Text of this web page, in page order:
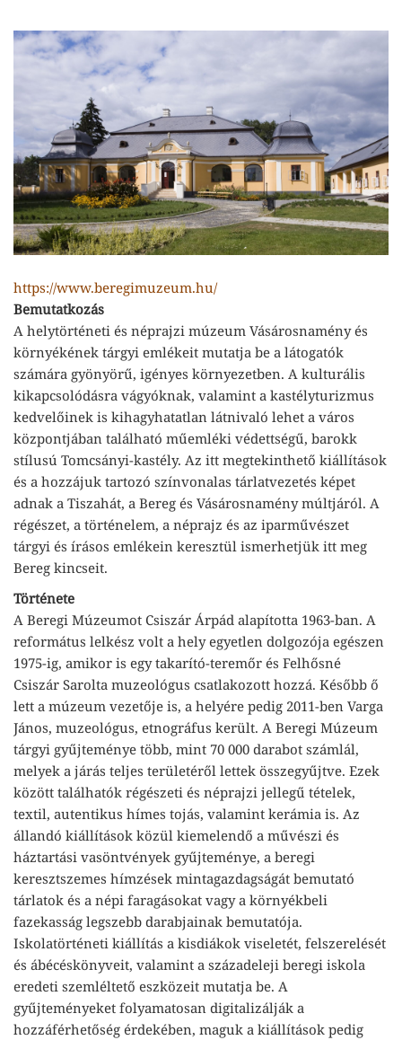
https://www.beregimuzeum.hu/
Bemutatkozás
A helytörténeti és néprajzi múzeum Vásárosnamény és
környékének tárgyi emlékeit mutatja be a látogatók
számára gyönyörű, igényes környezetben. A kulturális
kikapcsolódásra vágyóknak, valamint a kastélyturizmus
kedvelőinek is kihagyhatatlan látnivaló lehet a város
központjában található műemléki védettségű, barokk
stílusú Tomcsányi-kastély. Az itt megtekinthető kiállítások
és a hozzájuk tartozó színvonalas tárlatvezetés képet
adnak a Tiszahát, a Bereg és Vásárosnamény múltjáról. A
régészet, a történelem, a néprajz és az iparművészet
tárgyi és írásos emlékein keresztül ismerhetjük itt meg
Bereg kincseit.
Története
A Beregi Múzeumot Csiszár Árpád alapította 1963-ban. A
református lelkész volt a hely egyetlen dolgozója egészen
1975-ig, amikor is egy takarító-teremőr és Felhősné
Csiszár Sarolta muzeológus csatlakozott hozzá. Később ő
lett a múzeum vezetője is, a helyére pedig 2011-ben Varga
János, muzeológus, etnográfus került. A Beregi Múzeum
tárgyi gyűjteménye több, mint 70 000 darabot számlál,
melyek a járás teljes területéről lettek összegyűjtve. Ezek
között találhatók régészeti és néprajzi jellegű tételek,
textil, autentikus hímes tojás, valamint kerámia is. Az
állandó kiállítások közül kiemelendő a művészi és
háztartási vasöntvények gyűjteménye, a beregi
keresztszemes hímzések mintagazdagságát bemutató
tárlatok és a népi faragásokat vagy a környékbeli
fazekasság legszebb darabjainak bemutatója.
Iskolatörténeti kiállítás a kisdiákok viseletét, felszerelését
és ábécéskönyveit, valamint a századeleji beregi iskola
eredeti szemléltető eszközeit mutatja be. A
gyűjteményeket folyamatosan digitalizálják a
hozzáférhetőség érdekében, maguk a kiállítások pedig